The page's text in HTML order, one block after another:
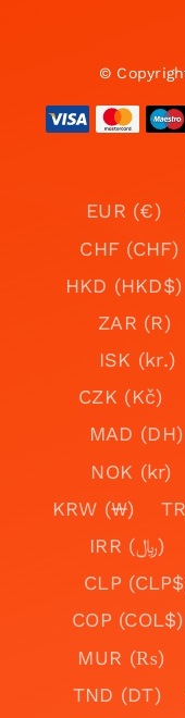
©
EUR (€)
CHF (CHF)
HKD (HKD$)
ZAR (R)
ISK (kr.)
CZK (Kč)
MAD (DH)
NOK (kr)
KRW (₩)
IRR (﷼)
CLP
COP (COL$)
MUR (₨)
TND (DT)